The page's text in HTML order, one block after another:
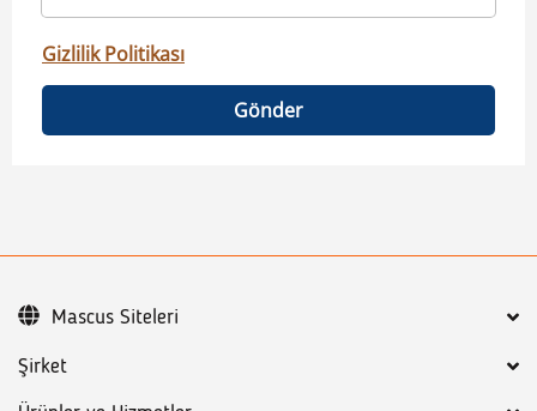
Gizlilik Politikası
Gönder
Şirket
Mascus Siteleri